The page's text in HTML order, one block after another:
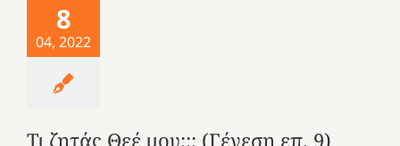
8
04, 2022
Τι ζητάς Θεέ μου;;; (Γένεση επ. 9)